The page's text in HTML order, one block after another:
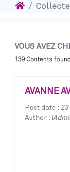
AccueilCollecte
VOUS AVEZ
139 Contents
AVANNE
Post date : 23
Author :